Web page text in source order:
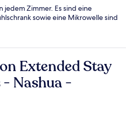
jedem Zimmer. Es sind eine
sowie eine Mikrowelle sind
Extended Stay
Nashua -